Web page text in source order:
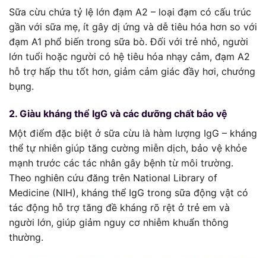
Sữa cừu chứa tỷ lệ lớn đạm A2 – loại đạm có cấu trúc
gần với sữa mẹ, ít gây dị ứng và dễ tiêu hóa hơn so với
đạm A1 phổ biến trong sữa bò. Đối với trẻ nhỏ, người
lớn tuổi hoặc người có hệ tiêu hóa nhạy cảm, đạm A2
hỗ trợ hấp thu tốt hơn, giảm cảm giác đầy hơi, chướng
bụng.
2. Giàu kháng thể IgG và các dưỡng chất bảo vệ
Một điểm đặc biệt ở sữa cừu là hàm lượng IgG – kháng
thể tự nhiên giúp tăng cường miễn dịch, bảo vệ khỏe
mạnh trước các tác nhân gây bệnh từ môi trường.
Theo nghiên cứu đăng trên National Library of
Medicine (NIH), kháng thể IgG trong sữa động vật có
tác động hỗ trợ tăng đề kháng rõ rệt ở trẻ em và
người lớn, giúp giảm nguy cơ nhiễm khuẩn thông
thường.